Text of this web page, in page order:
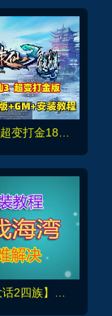
【GGE2大话2四族】双端互通第三版,内置GM工具+服务器架设+全套源码+安卓出包等视频教程